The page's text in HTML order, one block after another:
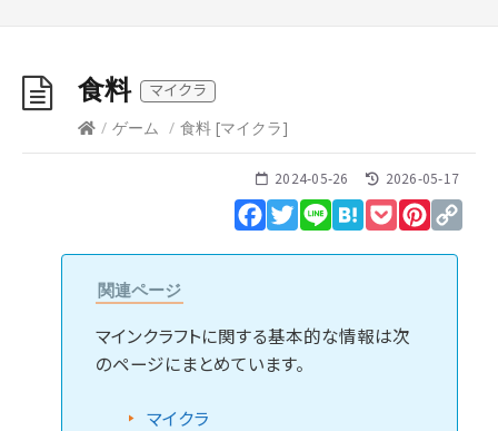
食料
マイクラ
/ ゲーム / 食料 [マイクラ]
2024-05-26 2026-05-17
Facebook
Twitter
Line HatenaPocket
関連ページ
マインクラフトに関する基本的な情報は次
のページにまとめています。
マイクラ